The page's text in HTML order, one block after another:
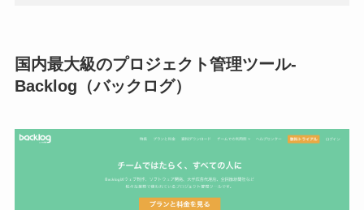
国内最大級のプロジェクト管理ツール-
Backlog（バックログ）